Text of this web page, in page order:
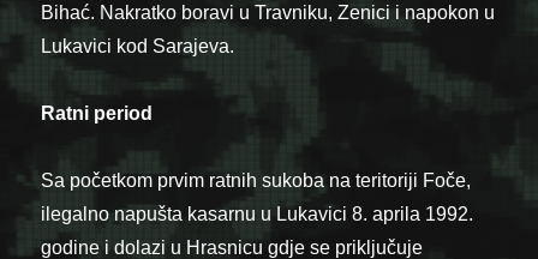
Bihać. Nakratko boravi u Travniku, Zenici i napokon u
Lukavici kod Sarajeva.
Ratni period
Sa početkom prvim ratnih sukoba na teritoriji Foče,
ilegalno napušta kasarnu u Lukavici 8. aprila 1992.
godine i dolazi u Hrasnicu gdje se priključuje